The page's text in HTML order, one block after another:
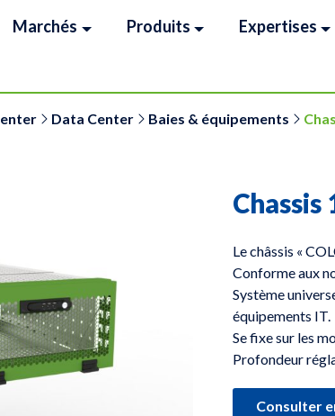
Marchés Produits Expertises
Data Center Baies & équipements
Chassis
Le châssis «
Conforme aux
Système
équipements IT.
Se fixe sur les
Profondeur
Consulter